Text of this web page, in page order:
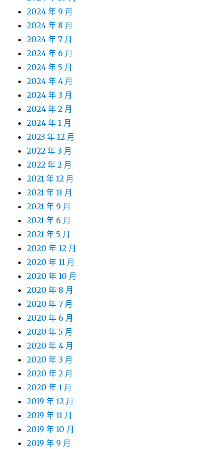
2024 年 9 月
2024 年 8 月
2024 年 7 月
2024 年 6 月
2024 年 5 月
2024 年 4 月
2024 年 3 月
2024 年 2 月
2024 年 1 月
2023 年 12 月
2022 年 3 月
2022 年 2 月
2021 年 12 月
2021 年 11 月
2021 年 9 月
2021 年 6 月
2021 年 5 月
2020 年 12 月
2020 年 11 月
2020 年 10 月
2020 年 8 月
2020 年 7 月
2020 年 6 月
2020 年 5 月
2020 年 4 月
2020 年 3 月
2020 年 2 月
2020 年 1 月
2019 年 12 月
2019 年 11 月
2019 年 10 月
2019 年 9 月